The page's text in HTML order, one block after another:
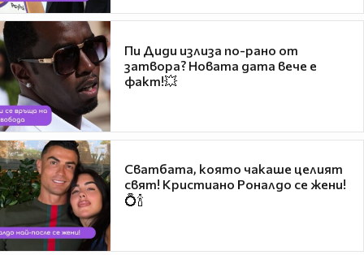
Пи Диди излиза по-рано от
затвора? Новата дата вече е
факт!💥
Сватбата, която чакаше целият
свят! Кристиано Роналдо се жени!
💍🍾